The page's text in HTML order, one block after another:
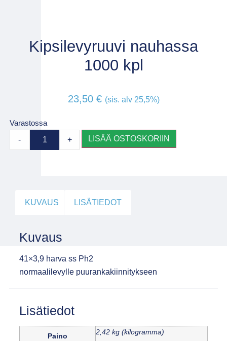
Kipsilevyruuvi nauhassa
1000 kpl
23,50 € (sis. alv 25,5%)
Varastossa
- + LISÄÄ OSTOSKORIIN
KUVAUS LISÄTIEDOT
Kuvaus
41×3,9 harva ss Ph2
normaalilevylle puurankakiinnitykseen
Lisätiedot
Paino 2,42 kg (kilogramma)